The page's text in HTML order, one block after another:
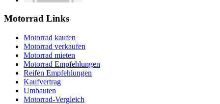
Motorrad Links
Motorrad kaufen
Motorrad verkaufen
Motorrad mieten
Motorrad Empfehlungen
Reifen Empfehlungen
Kaufvertrag
Umbauten
Motorrad-Vergleich